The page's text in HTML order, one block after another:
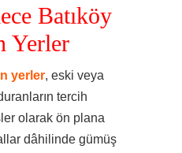
Batıköy
Yerler
yerler, eski veya
tercih
olarak ön plana
dâhilinde gümüş